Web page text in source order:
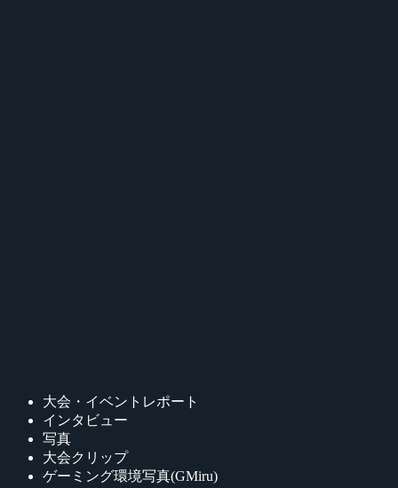
大会・イベントレポート
インタビュー
写真
大会クリップ
ゲーミング環境写真(GMiru)